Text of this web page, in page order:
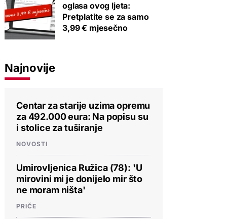
oglasa ovog ljeta:
Pretplatite se za samo
3,99 € mjesečno
Najnovije
Centar za starije uzima opremu
za 492.000 eura: Na popisu su
i stolice za tuširanje
NOVOSTI
Umirovljenica Ružica (78): 'U
mirovini mi je donijelo mir što
ne moram ništa'
PRIČE